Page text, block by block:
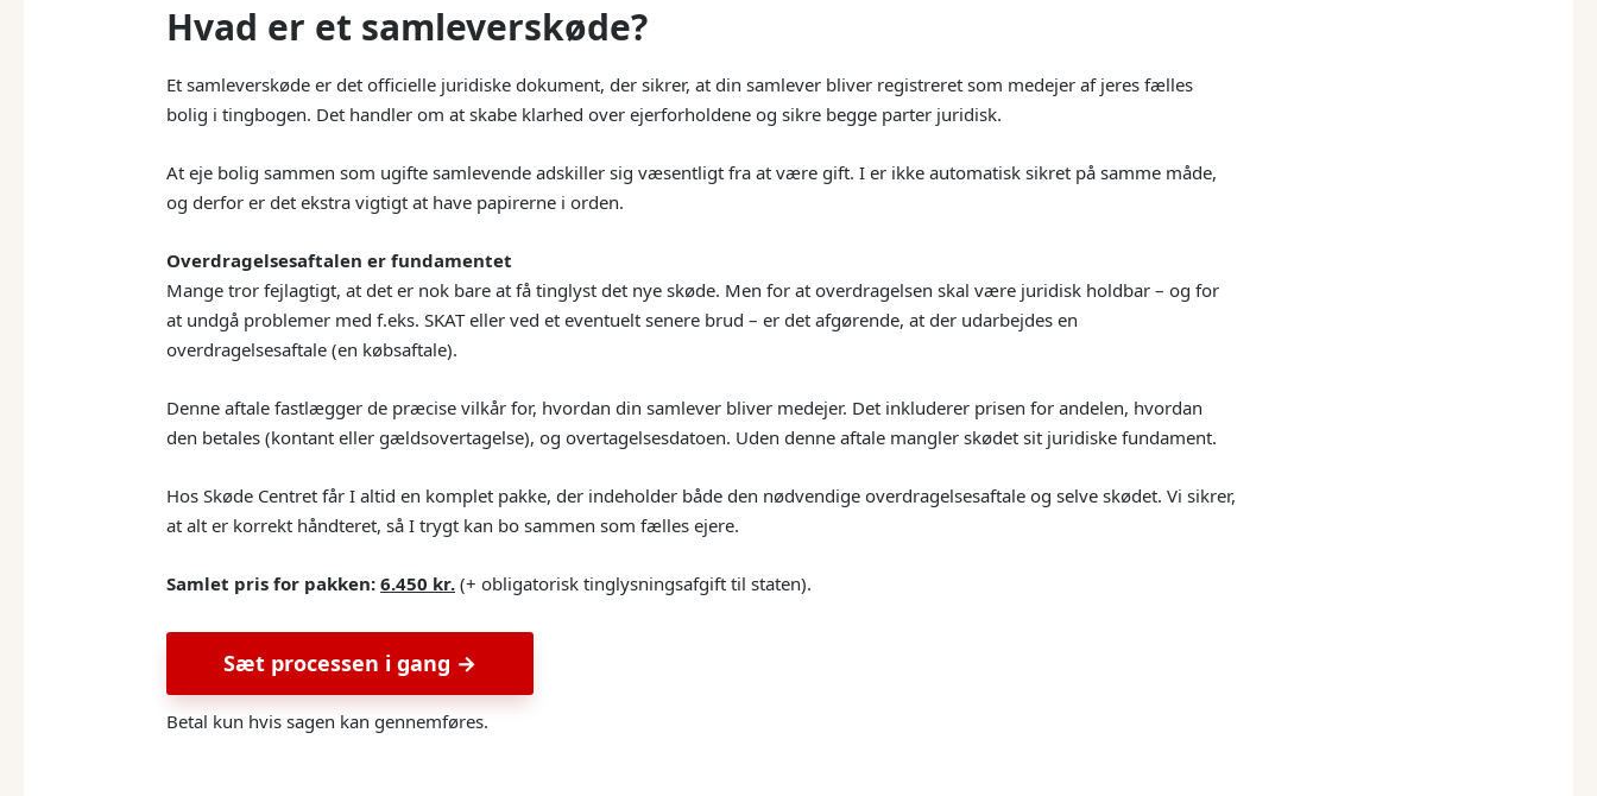
Hvad er et samleverskøde?
Et samleverskøde er det officielle juridiske dokument, der sikrer, at din samlever bliver registreret som medejer af jeres fælles
bolig i tingbogen. Det handler om at skabe klarhed over ejerforholdene og sikre begge parter juridisk.
At eje bolig sammen som ugifte samlevende adskiller sig væsentligt fra at være gift. I er ikke automatisk sikret på samme måde,
og derfor er det ekstra vigtigt at have papirerne i orden.
Overdragelsesaftalen er fundamentet
Mange tror fejlagtigt, at det er nok bare at få tinglyst det nye skøde. Men for at overdragelsen skal være juridisk holdbar – og for
at undgå problemer med f.eks. SKAT eller ved et eventuelt senere brud – er det afgørende, at der udarbejdes en
overdragelsesaftale (en købsaftale).
Denne aftale fastlægger de præcise vilkår for, hvordan din samlever bliver medejer. Det inkluderer prisen for andelen, hvordan
den betales (kontant eller gældsovertagelse), og overtagelsesdatoen. Uden denne aftale mangler skødet sit juridiske fundament.
Hos Skøde Centret får I altid en komplet pakke, der indeholder både den nødvendige overdragelsesaftale og selve skødet. Vi sikrer,
at alt er korrekt håndteret, så I trygt kan bo sammen som fælles ejere.
Samlet pris for pakken:6.450 kr. (+ obligatorisk tinglysningsafgift til staten).
Sæt processen i gang →
Betal kun hvis sagen kan gennemføres.